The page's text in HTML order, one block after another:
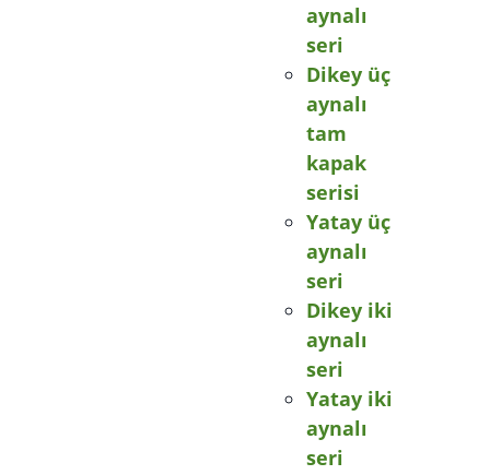
aynalı
seri
Dikey üç
aynalı
tam
kapak
serisi
Yatay üç
aynalı
seri
Dikey iki
aynalı
seri
Yatay iki
aynalı
seri